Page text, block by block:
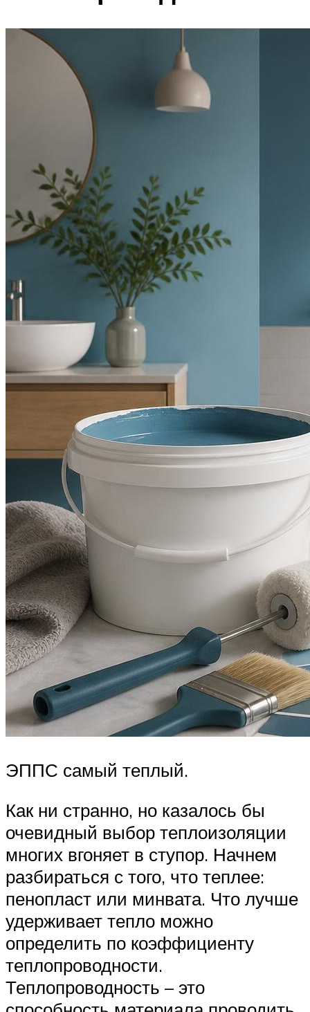
ЭППС самый теплый.
Как ни странно, но казалось бы
очевидный выбор теплоизоляции
многих вгоняет в ступор. Начнем
разбираться с того, что теплее:
пенопласт или минвата. Что лучше
удерживает тепло можно
определить по коэффициенту
теплопроводности.
Теплопроводность – это